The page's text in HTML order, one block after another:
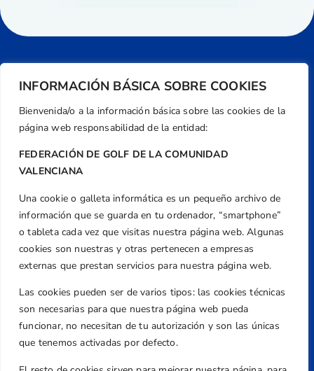
INFORMACIÓN BÁSICA SOBRE COOKIES
Bienvenida/o a la información básica sobre las cookies de la
página web responsabilidad de la entidad:
FEDERACIÓN DE GOLF DE LA COMUNIDAD
VALENCIANA
Una cookie o galleta informática es un pequeño archivo de
información que se guarda en tu ordenador, “smartphone”
o tableta cada vez que visitas nuestra página web. Algunas
cookies son nuestras y otras pertenecen a empresas
externas que prestan servicios para nuestra página web.
Las cookies pueden ser de varios tipos: las cookies técnicas
son necesarias para que nuestra página web pueda
funcionar, no necesitan de tu autorización y son las únicas
que tenemos activadas por defecto.
Dirección
Centre de L´Esport, Carrer d'Isaac Peral i
Caballero, Nº 5, Despachos 2 y 3, 46980,
Valencia
+34 961 367 799
Email
federacion@golfcv.com